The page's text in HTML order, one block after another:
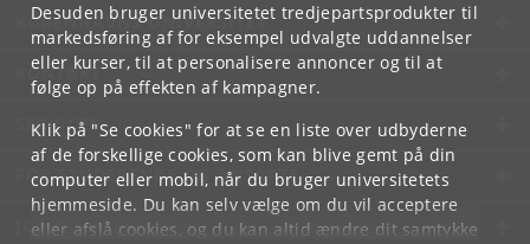
Desuden bruger universitetet tredjepartsprodukter til
markedsføring af for eksempel udvalgte uddannelser
eller kurser, til at personalisere annoncer og til at
følge op på effekten af kampagner.
Klik på "Se cookies" for at se en liste over udbyderne
af de forskellige cookies, som kan blive gemt på din
computer eller mobil, når du bruger universitetets
hjemmeside. Du kan selv vælge om du vil acceptere
eller afslå cookies, og du kan altid ændre dit samtykke
KØBENHAVNS UNIVERSITET
KONTAKT
SERVICES
FOR STUDERENDE OG ANSATTE
JOB OG KARRIERE